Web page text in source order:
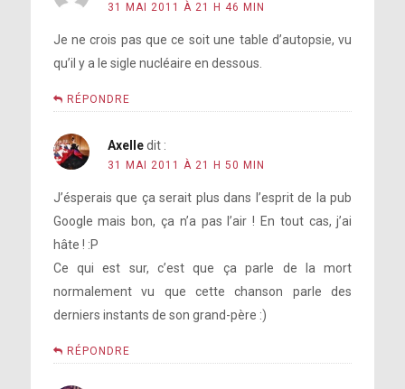
31 MAI 2011 À 21 H 46 MIN
Je ne crois pas que ce soit une table d’autopsie, vu
qu’il y a le sigle nucléaire en dessous.
RÉPONDRE
Axelle dit :
31 MAI 2011 À 21 H 50 MIN
J’ésperais que ça serait plus dans l’esprit de la pub
Google mais bon, ça n’a pas l’air ! En tout cas, j’ai
hâte ! :P
Ce qui est sur, c’est que ça parle de la mort
normalement vu que cette chanson parle des
derniers instants de son grand-père :)
RÉPONDRE